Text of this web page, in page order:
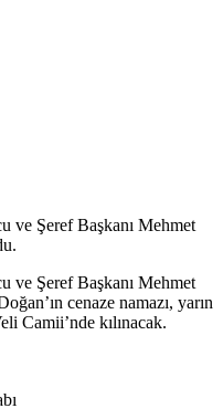
Şeref Başkanı Mehmet
Şeref Başkanı Mehmet
cenaze namazı, yarın
Camii’nde kılınacak.